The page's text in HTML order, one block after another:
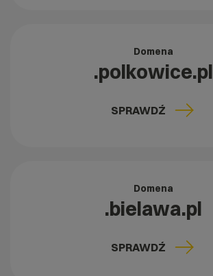
Domena
.polkowice.pl
SPRAWDŹ
Domena
.bielawa.pl
SPRAWDŹ